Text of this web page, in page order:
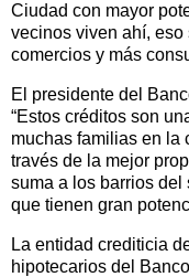
Ciudad con mayor
vecinos viven ahí,
comercios y más
El presidente del
“Estos créditos son
muchas familias en la
través de la mejor
suma a los barrios del
que tienen gran
La entidad crediticia
hipotecarios del